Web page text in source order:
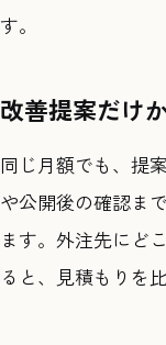
す。
改善提案だけ
同じ月額でも、提
や公開後の確認ま
ます。外注先にど
ると、見積もりを